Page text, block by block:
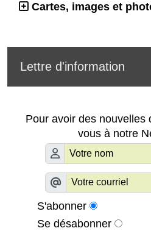
Cartes, images et
Lettre d'information
Pour avoir des nouvelles
vous à notre
S'abonner
Se désabonner